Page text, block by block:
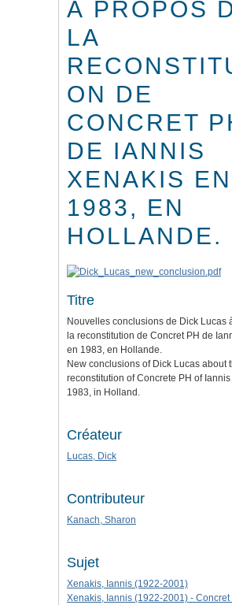
À PROPOS
LA
ON DE
CONCRET
DE IANNIS
XENAKIS EN
1983, EN
HOLLANDE.
Titre
Nouvelles conclusions de Dick Lucas
la reconstitution de Concret PH de
en 1983, en Hollande.
New conclusions of Dick Lucas about
reconstitution of Concrete PH of
1983, in Holland.
Créateur
Lucas, Dick
Contributeur
Kanach, Sharon
Sujet
Xenakis, Iannis (1922-2001)
Xenakis, Iannis (1922-2001) - Concret